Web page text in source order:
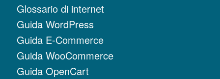
Glossario di internet
Guida WordPress
Guida E-Commerce
Guida WooCommerce
Guida OpenCart